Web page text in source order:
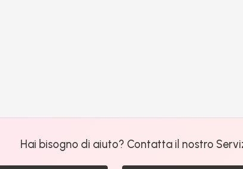
Hai bisogno di aiuto? Contatta il nostro